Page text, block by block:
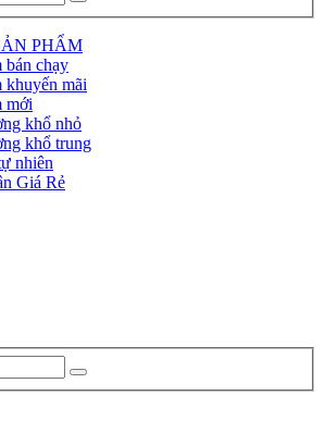
PHẨM
bán chạy
khuyến mãi
mới
khổ nhỏ
khổ trung
nhiên
Giá Rẻ